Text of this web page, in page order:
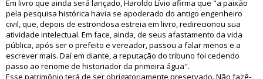
Em livro que ainda será lançado, Haroldo Lívio afirma que "a paixão
pela pesquisa histórica havia se apoderado do antigo engenheiro
civil, que, depois de estrondosa estreia em livro, redirecionou sua
atividade intelectual. Em face, ainda, de seus afastamento da vida
pública, após ser o prefeito e vereador, passou a falar menos e a
escrever mais. Daí em diante, a reputação do tribuno foi cedendo
passo ao renome de historiador da primeira água".
Esse patrimônio terá de ser obrigatoriamente preservado. Não fazê-